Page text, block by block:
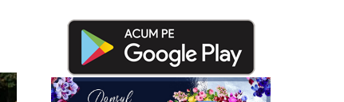
Concurs național „Creangă... la el
acasă”. De la poveste, la
inspirație!